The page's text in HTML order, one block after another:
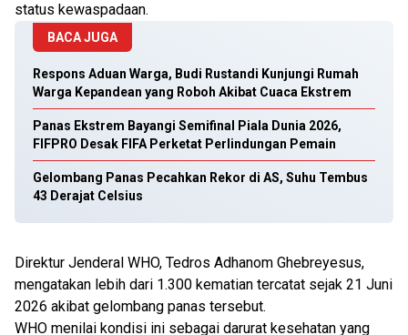
status kewaspadaan.
BACA JUGA
Respons Aduan Warga, Budi Rustandi Kunjungi Rumah
Warga Kepandean yang Roboh Akibat Cuaca Ekstrem
Panas Ekstrem Bayangi Semifinal Piala Dunia 2026,
FIFPRO Desak FIFA Perketat Perlindungan Pemain
Gelombang Panas Pecahkan Rekor di AS, Suhu Tembus
43 Derajat Celsius
Direktur Jenderal WHO, Tedros Adhanom Ghebreyesus,
mengatakan lebih dari 1.300 kematian tercatat sejak 21 Juni
2026 akibat gelombang panas tersebut.
WHO menilai kondisi ini sebagai darurat kesehatan yang